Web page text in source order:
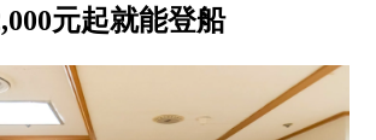
元起就能登船